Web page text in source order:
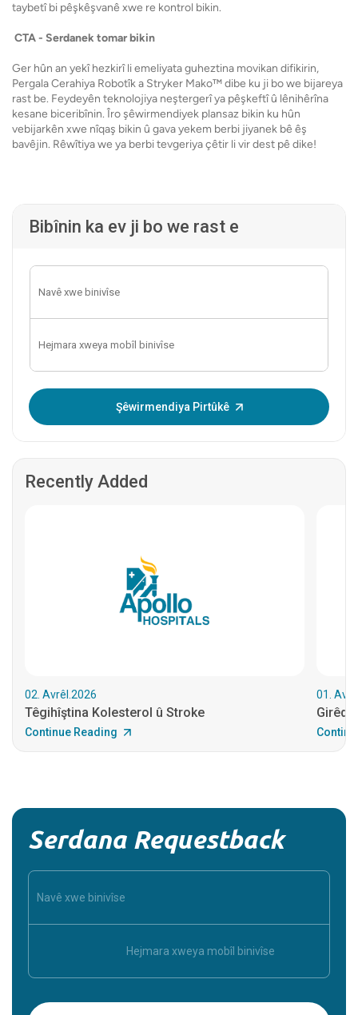
taybetî bi pêşkêşvanê xwe re kontrol bikin.
CTA - Serdanek tomar bikin
Ger hûn an yekî hezkirî li emeliyata guheztina movikan difikirin,
Pergala Cerahiya Robotîk a Stryker Mako™ dibe ku ji bo we bijareya
rast be. Feydeyên teknolojiya neştergerî ya pêşkeftî û lênihêrîna
kesane biceribînin. Îro şêwirmendiyek plansaz bikin ku hûn
vebijarkên xwe nîqaş bikin û gava yekem berbi jiyanek bê êş
bavêjin. Rêwîtiya we ya berbi tevgeriya çêtir li vir dest pê dike!
Bibînin ka ev ji bo we rast e
Şêwirmendiya Pirtûkê
Recently Added
02. Avrêl.2026
Têgihîştina Kolesterol û Stroke
Continue Reading
01.
Serdana Requestback